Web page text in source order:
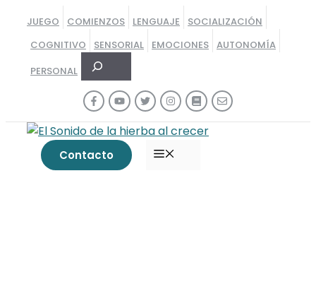
contenido
JUEGO COMIENZOS LENGUAJE
SOCIALIZACIÓN
COGNITIVO
SENSORIAL EMOCIONES AUTONOMÍA
PERSONAL
Buscar
Contacto